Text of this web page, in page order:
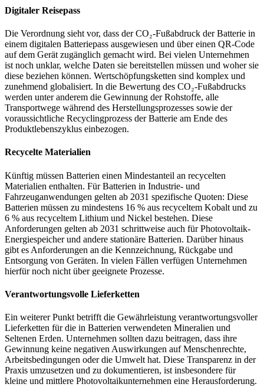
Digitaler Reisepass
Die Verordnung sieht vor, dass der CO₂-Fußabdruck der Batterie in
einem digitalen Batteriepass ausgewiesen und über einen QR-Code
auf dem Gerät zugänglich gemacht wird. Bei vielen Unternehmen
ist noch unklar, welche Daten sie bereitstellen müssen und woher sie
diese beziehen können. Wertschöpfungsketten sind komplex und
zunehmend globalisiert. In die Bewertung des CO₂-Fußabdrucks
werden unter anderem die Gewinnung der Rohstoffe, alle
Transportwege während des Herstellungsprozesses sowie der
voraussichtliche Recyclingprozess der Batterie am Ende des
Produktlebenszyklus einbezogen.
Recycelte Materialien
Künftig müssen Batterien einen Mindestanteil an recycelten
Materialien enthalten. Für Batterien in Industrie- und
Fahrzeuganwendungen gelten ab 2031 spezifische Quoten: Diese
Batterien müssen zu mindestens 16 % aus recyceltem Kobalt und zu
6 % aus recyceltem Lithium und Nickel bestehen. Diese
Anforderungen gelten ab 2031 schrittweise auch für Photovoltaik-
Energiespeicher und andere stationäre Batterien. Darüber hinaus
gibt es Anforderungen an die Kennzeichnung, Rückgabe und
Entsorgung von Geräten. In vielen Fällen verfügen Unternehmen
hierfür noch nicht über geeignete Prozesse.
Verantwortungsvolle Lieferketten
Ein weiterer Punkt betrifft die Gewährleistung verantwortungsvoller
Lieferketten für die in Batterien verwendeten Mineralien und
Seltenen Erden. Unternehmen sollten dazu beitragen, dass ihre
Gewinnung keine negativen Auswirkungen auf Menschenrechte,
Arbeitsbedingungen oder die Umwelt hat. Diese Transparenz in der
Praxis umzusetzen und zu dokumentieren, ist insbesondere für
kleine und mittlere Photovoltaikunternehmen eine Herausforderung.